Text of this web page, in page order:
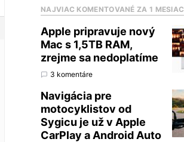
NAJVIAC KOMENTOVANÉ ZA 1 MESIAC
Apple pripravuje nový
Mac s 1,5TB RAM,
zrejme sa nedoplatíme
3 komentáre
Navigácia pre
motocyklistov od
Sygicu je už v Apple
CarPlay a Android Auto